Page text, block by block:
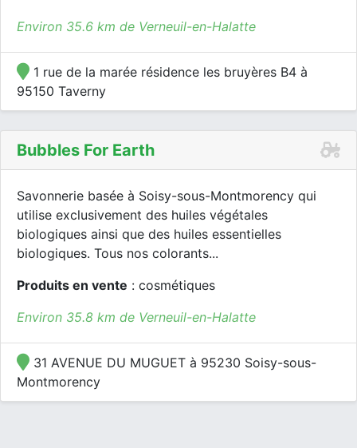
Environ 35.6 km de Verneuil-en-Halatte
1 rue de la marée résidence les bruyères B4 à
95150 Taverny
Bubbles For Earth
Savonnerie basée à Soisy-sous-Montmorency qui
utilise exclusivement des huiles végétales
biologiques ainsi que des huiles essentielles
biologiques. Tous nos colorants...
Produits en vente : cosmétiques
Environ 35.8 km de Verneuil-en-Halatte
31 AVENUE DU MUGUET à 95230 Soisy-sous-
Montmorency